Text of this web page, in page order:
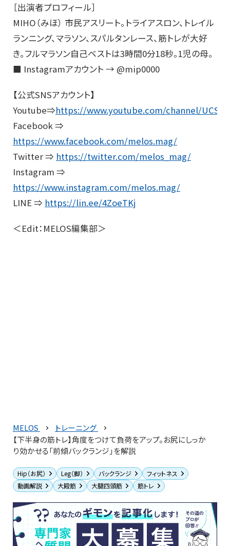
［出演者プロフィール］
MIHO（みほ） 市民アスリート。トライアスロン、トレイル
ランニング、マラソン、スパルタンレース、筋トレが大好
き。フルマラソン自己ベストは3時間0分18秒。1児の母。
■ Instagramアカウント → @mip0000
【公式SNSアカウント】
Youtube⇒https://www.youtube.com/channel/
Facebook ⇒
https://www.facebook.com/melos.mag/
Twitter ⇒ https://twitter.com/melos_mag/
Instagram ⇒
https://www.instagram.com/melos.mag/
LINE ⇒ https://lin.ee/4ZoeTKj
＜Edit：MELOS編集部＞
MELOS
トレーニング
【下半身の筋トレ】角度をつけて負荷をアップ。お尻にしっか
り効かせる「前傾バックランジ」を解説
Hip（お尻） Leg（脚） バックランジ
フィットネス
動画解説
大殿筋 大腿四頭筋 筋トレ